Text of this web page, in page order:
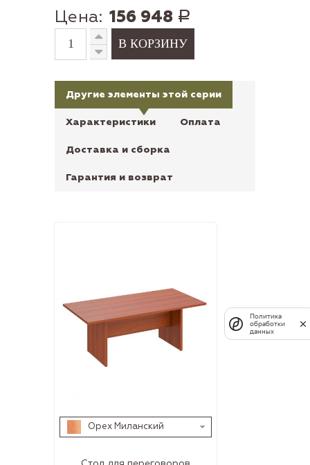
Цена: 156 948 Р
Другие элементы этой серии
Характеристики Оплата
Доставка и сборка
Гарантия и возврат
Орех Миланский
Политика
обработки
данных